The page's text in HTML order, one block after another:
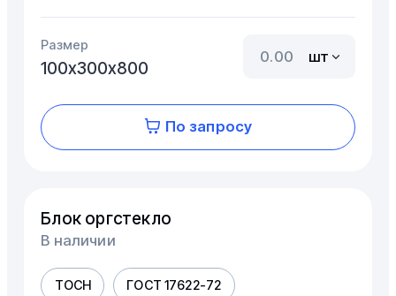
Размер
100х300х800
шт
По запросу
Блок оргстекло
В наличии
ТОСН ГОСТ 17622-72